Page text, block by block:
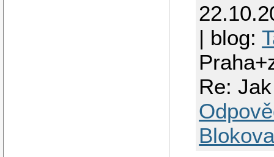
| blog:
Re: